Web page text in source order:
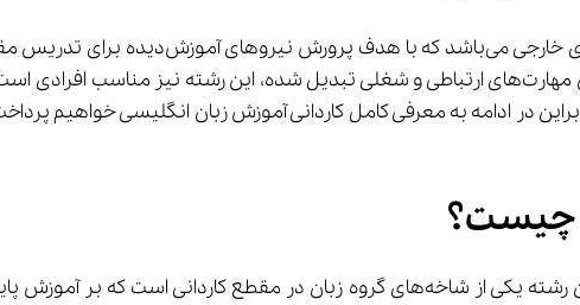
یکی از رشته‌های زیرگروه زبان‌های خارجی
چیست؟